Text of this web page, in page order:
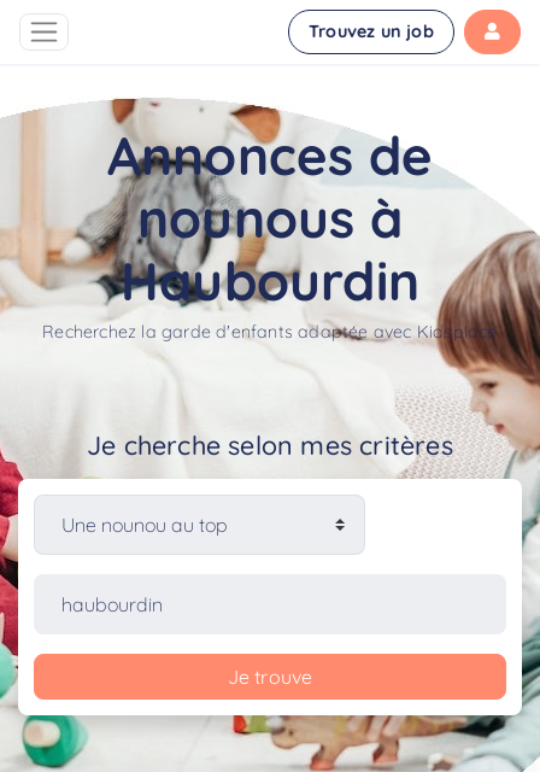
Trouvez un job
Annonces de
nounous à
Haubourdin
Recherchez la garde d'enfants adaptée avec Kidsplace
Je cherche selon mes critères
Je trouve